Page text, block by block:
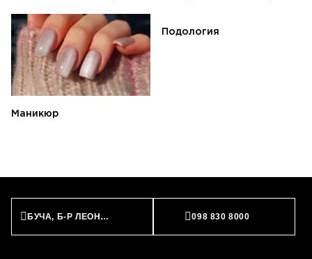
Маникюр
Подология
БУЧА, Б-Р ЛЕОНИДА БИРЮКОВА, 2 098 830 8000